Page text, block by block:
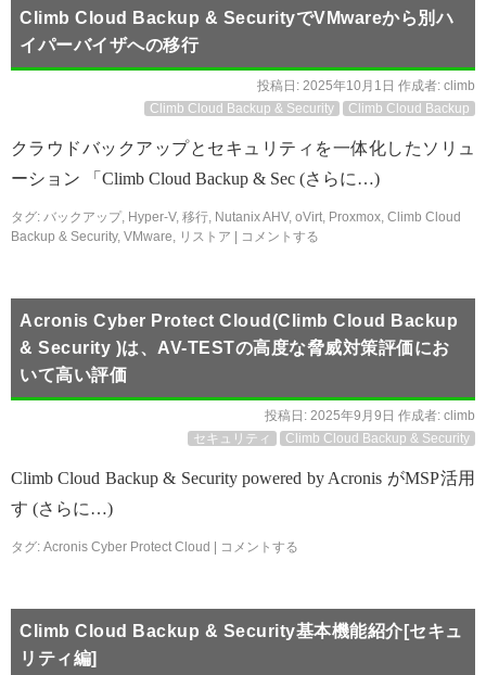
Climb Cloud Backup & SecurityでVMwareから別ハ
イパーバイザへの移行
投稿日: 2025年10月1日 作成者: climb
Climb Cloud Backup & Security
Climb Cloud Backup
クラウドバックアップとセキュリティを一体化したソリュ
ーション 「Climb Cloud Backup & Sec (さらに…)
タグ: バックアップ, Hyper-V, 移行, Nutanix AHV, oVirt, Proxmox, Climb Cloud
Backup & Security, VMware, リストア コメントする
Acronis Cyber Protect Cloud(Climb Cloud Backup
& Security )は、AV-TESTの高度な脅威対策評価にお
いて高い評価
投稿日: 2025年9月9日 作成者: climb
セキュリティ
Climb Cloud Backup & Security
Climb Cloud Backup & Security powered by Acronis がMSP活用
す (さらに…)
タグ: Acronis Cyber Protect Cloud コメントする
Climb Cloud Backup & Security基本機能紹介[セキュ
リティ編]